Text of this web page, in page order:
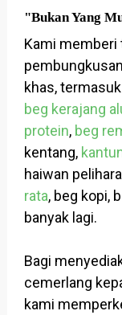
"Bukan Yang
Kami memberi
khas, termasuk
beg kerajang
protein, beg
kentang,
haiwan
rata, beg kopi,
banyak lagi.
Bagi
cemerlang
kami